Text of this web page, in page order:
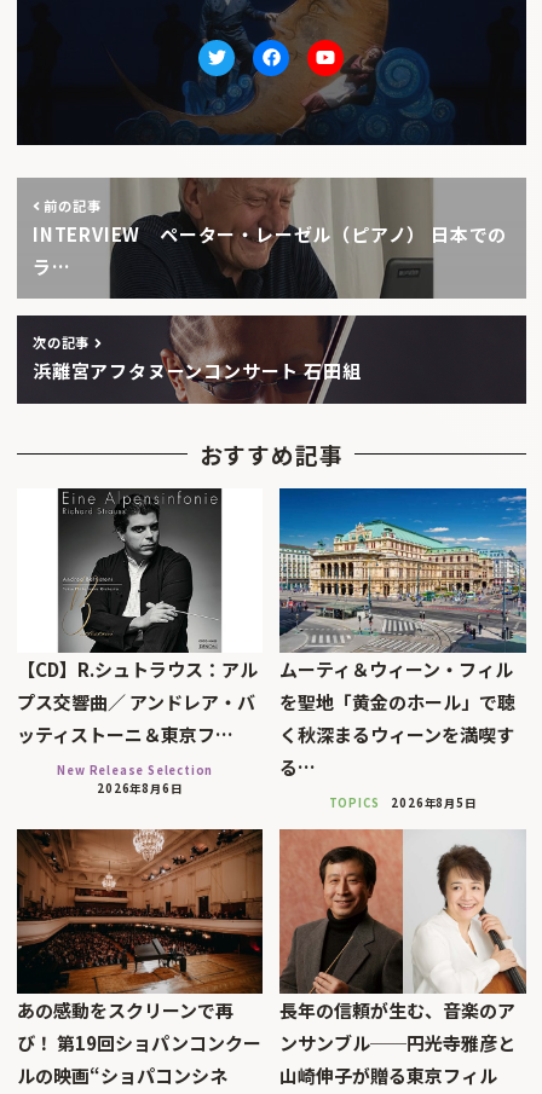
TwitterfacebookYoutube
前の記事
INTERVIEW ペーター・レーゼル（ピアノ） 日本での
ラ…
次の記事
浜離宮アフタヌーンコンサート 石田組
おすすめ記事
【CD】R.シュトラウス：アル
プス交響曲／ アンドレア・バ
ッティストーニ＆東京フ…
New Release Selection
2026年8月6日
ムーティ＆ウィーン・フィル
を聖地「黄金のホール」で聴
く秋深まるウィーンを満喫す
る…
TOPICS 2026年8月5日
あの感動をスクリーンで再
び！ 第19回ショパンコンクー
ルの映画“ショパコンシネ
長年の信頼が生む、音楽のア
ンサンブル──円光寺雅彦と
山崎伸子が贈る東京フィル